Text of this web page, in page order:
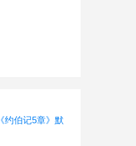
《约伯记5章》默